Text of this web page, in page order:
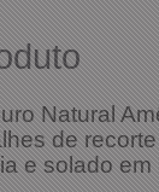
Natural
de
e solado